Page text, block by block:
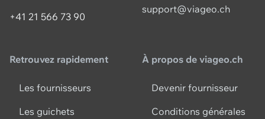
+41 21 566 73 90
support@viageo.ch
Retrouvez rapidement
Les fournisseurs
Les guichets
À propos de viageo.ch
Devenir fournisseur
Conditions générales